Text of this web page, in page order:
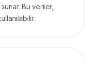
Bu veriler,